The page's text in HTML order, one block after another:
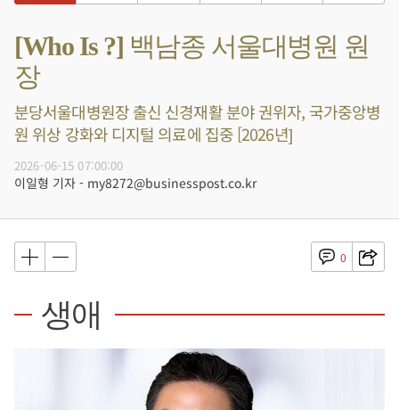
[Who Is ?] 백남종 서울대병원 원
장
분당서울대병원장 출신 신경재활 분야 권위자, 국가중앙병
원 위상 강화와 디지털 의료에 집중 [2026년]
2026-06-15 07:00:00
이일형 기자 - my8272@businesspost.co.kr
0
생애